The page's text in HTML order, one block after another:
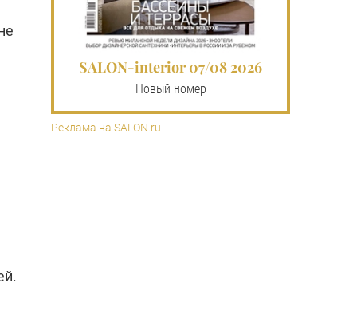
SALON-interior 07/08 2026
Новый номер
Реклама на SALON.ru